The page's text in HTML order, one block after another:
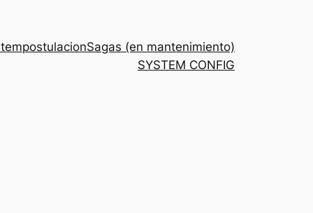
postulacionSagas (en mantenimiento)
SYSTEM CONFIG